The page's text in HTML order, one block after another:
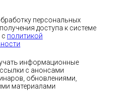
персональных
доступа к системе
с политикой
информационные
с анонсами
обновлениями,
материалами